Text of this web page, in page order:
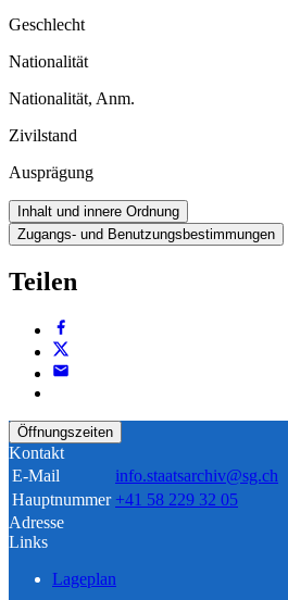
Geschlecht
Nationalität
Nationalität, Anm.
Zivilstand
Ausprägung
Inhalt und innere Ordnung
Zugangs- und Benutzungsbestimmungen
Teilen
Öffnungszeiten
Kontakt
E-Mail
info.staatsarchiv@sg.ch
Hauptnummer +41 58 229 32 05
Adresse
Links
Lageplan